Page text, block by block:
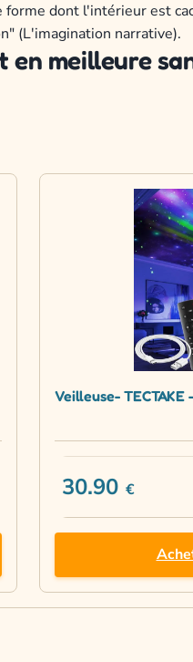
dont l'intérieur est
(L'imagination narrative).
en meilleure
Veilleuse- TECTAKE
30.90 €